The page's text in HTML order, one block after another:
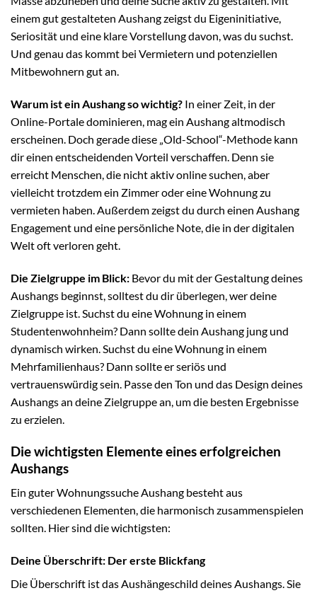
einem gut gestalteten Aushang zeigst du Eigeninitiative,
Seriosität und eine klare Vorstellung davon, was du suchst.
Und genau das kommt bei Vermietern und potenziellen
Mitbewohnern gut an.
Warum ist ein Aushang so wichtig? In einer Zeit, in der
Online-Portale dominieren, mag ein Aushang altmodisch
erscheinen. Doch gerade diese „Old-School“-Methode kann
dir einen entscheidenden Vorteil verschaffen. Denn sie
erreicht Menschen, die nicht aktiv online suchen, aber
vielleicht trotzdem ein Zimmer oder eine Wohnung zu
vermieten haben. Außerdem zeigst du durch einen Aushang
Engagement und eine persönliche Note, die in der digitalen
Welt oft verloren geht.
Die Zielgruppe im Blick: Bevor du mit der Gestaltung deines
Aushangs beginnst, solltest du dir überlegen, wer deine
Zielgruppe ist. Suchst du eine Wohnung in einem
Studentenwohnheim? Dann sollte dein Aushang jung und
dynamisch wirken. Suchst du eine Wohnung in einem
Mehrfamilienhaus? Dann sollte er seriös und
vertrauenswürdig sein. Passe den Ton und das Design deines
Aushangs an deine Zielgruppe an, um die besten Ergebnisse
zu erzielen.
Die wichtigsten Elemente eines erfolgreichen
Aushangs
Ein guter Wohnungssuche Aushang besteht aus
verschiedenen Elementen, die harmonisch zusammenspielen
sollten. Hier sind die wichtigsten:
Deine Überschrift: Der erste Blickfang
Die Überschrift ist das Aushängeschild deines Aushangs. Sie